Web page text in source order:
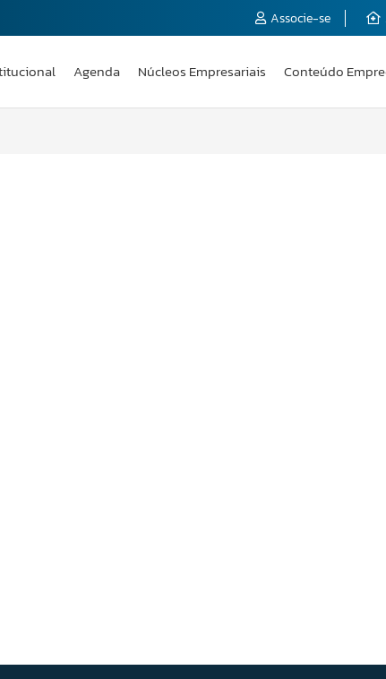
Associe-se
Agenda Núcleos Empresariais Conteúdo